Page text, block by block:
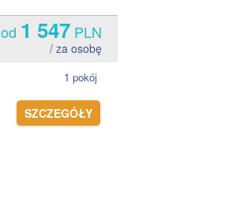
od 1 547 PLN
/ za osobę
1 pokój
SZCZEGÓŁY